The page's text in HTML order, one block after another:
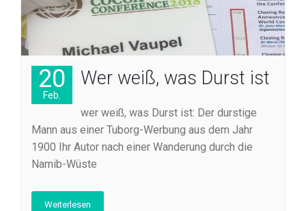
20
Feb.
Wer weiß, was Durst ist
wer weiß, was Durst ist: Der durstige
Mann aus einer Tuborg-Werbung aus dem Jahr
1900 Ihr Autor nach einer Wanderung durch die
Namib-Wüste
Weiterlesen